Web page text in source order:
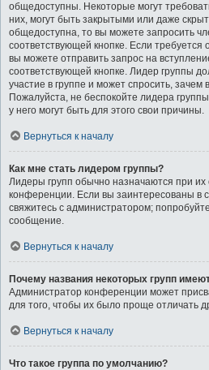
общедоступны. Некоторые могут
них, могут быть закрытыми или даже
общедоступна, то вы можете запросить
соответствующей кнопке. Если требуется
вы можете отправить запрос на
соответствующей кнопке. Лидер группы
участие в группе и может спросить, зачем
Пожалуйста, не беспокойте лидера
у него могут быть для этого свои причины.
Вернуться к началу
Как мне стать лидером группы?
Лидеры групп обычно назначаются при
конференции. Если вы заинтересованы в
свяжитесь с администратором;
сообщение.
Вернуться к началу
Почему названия некоторых групп
Администратор конференции может
для того, чтобы их было проще отличать
Вернуться к началу
Что такое группа по умолчанию?